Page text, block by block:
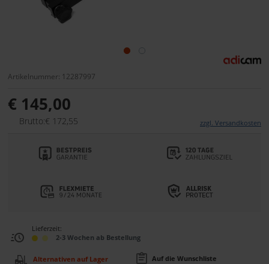
Artikelnummer: 12287997
€ 145,00
Brutto:€ 172,55 zzgl. Versandkosten
Lieferzeit:
2-3 Wochen ab Bestellung
Alternativen auf Lager Auf die Wunschliste